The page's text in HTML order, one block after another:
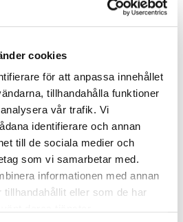
cookies
för att anpassa innehållet
tillhandahålla funktioner
vår trafik. Vi
identifierare och annan
till de sociala medier och
som vi samarbetar med.
informationen med annan
eller som de har